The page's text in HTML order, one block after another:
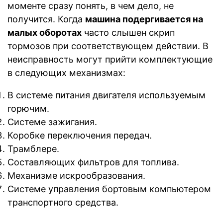
моменте сразу понять, в чем дело, не
получится. Когда машина подергивается на
малых оборотах часто слышен скрип
тормозов при соответствующем действии. В
неисправность могут прийти комплектующие
в следующих механизмах:
В системе питания двигателя используемым
горючим.
Системе зажигания.
Коробке переключения передач.
Трамблере.
Составляющих фильтров для топлива.
Механизме искрообразования.
Системе управления бортовым компьютером
транспортного средства.